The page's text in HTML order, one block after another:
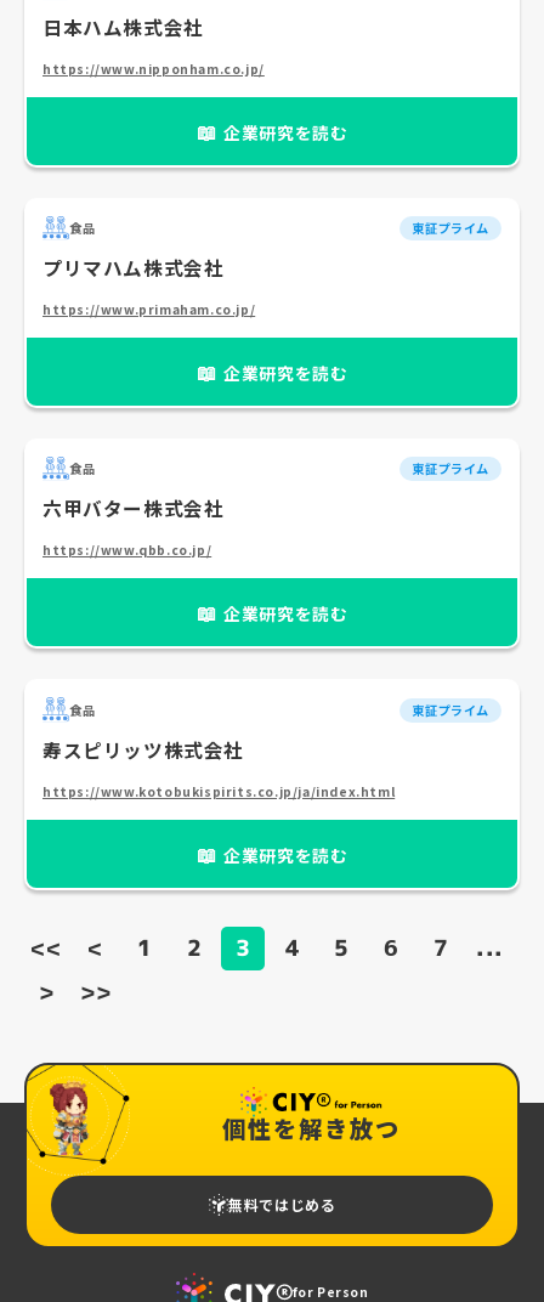
日本ハム株式会社
https://www.nipponham.co.jp/
📖 企業研究を読む
食品 東証プライム
プリマハム株式会社
https://www.primaham.co.jp/
📖 企業研究を読む
食品 東証プライム
六甲バター株式会社
https://www.qbb.co.jp/
📖 企業研究を読む
食品 東証プライム
寿スピリッツ株式会社
https://www.kotobukispirits.co.jp/ja/index.html
📖 企業研究を読む
<< < 1 2 3 4 5 6 7
...
>
>>
個性を解き放つ
無料ではじめる
for Person